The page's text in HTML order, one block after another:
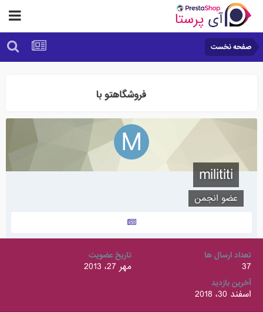
صفحه نخست
milititi
عضو انجمن
تعداد ارسال ها
37
تاریخ عضویت
مهر 27، 2013
آخرین بازدید
اسفند 30، 2018